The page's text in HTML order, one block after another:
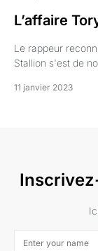
L’affaire
Le rappeur
Stallion s'est de
11 janvier 2023